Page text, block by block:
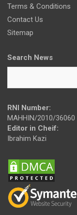
Terms & Conditions
Contact Us
Sitemap
Search News
RNI Number:
MAHHIN/2010/36060
Editor in Cheif:
Ibrahim Kazi